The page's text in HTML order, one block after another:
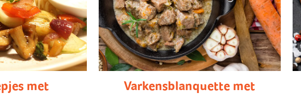
met
Varkensblanquette met